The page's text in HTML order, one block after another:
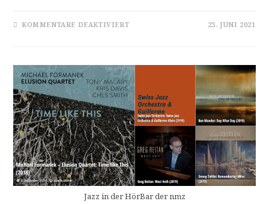
KOMMENTARE DEAKTIVIERTFÜR
JAZZ
UND
NEUER
MUSIK
(TOBIAS
MEINHART
BIS
HANNES
SEIDL)
23. JUNI 2021
Jazz in der HörBar der nmz